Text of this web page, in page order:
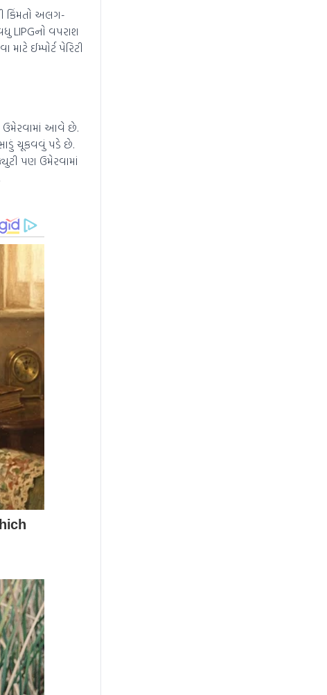
કિંમતો અલગ-
LIPGનો વપરાશ
ઈમ્પોર્ટ પેરિટી
ઉમેરવામાં આવે છે.
ચૂકવવું પડે છે.
પણ ઉમેરવામાં